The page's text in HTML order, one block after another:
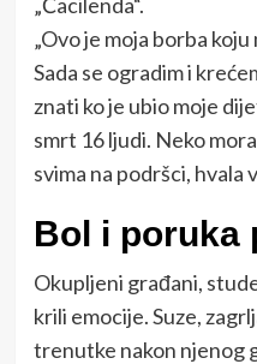
„Ovo je moja borba
Sada se ogradim i
znati ko je ubio moje
smrt 16 ljudi. Neko
svima na podršci, hvala
Bol i poruka
Okupljeni građani,
krili emocije. Suze,
trenutke nakon njenog